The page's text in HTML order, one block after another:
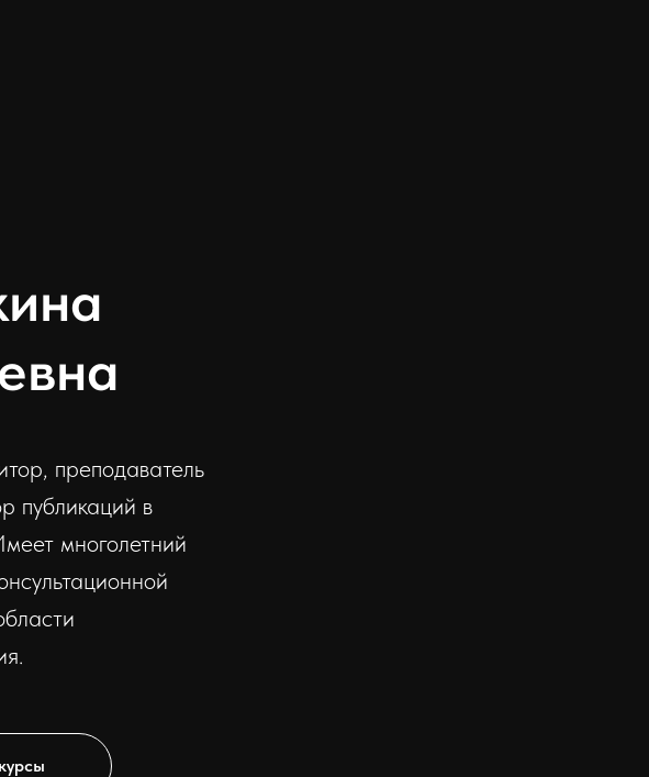
преподаватель
публикаций в
многолетний